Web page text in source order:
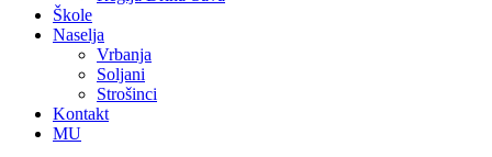
Škole
Naselja
Vrbanja
Soljani
Strošinci
Kontakt
MU